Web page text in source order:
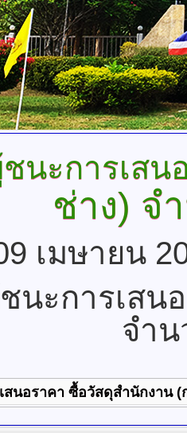
นะการเสน
ช่าง) จ
เมษายน
นะการเสน
จำ
สนอราคา ซื้อวัสดุสำนักงาน (